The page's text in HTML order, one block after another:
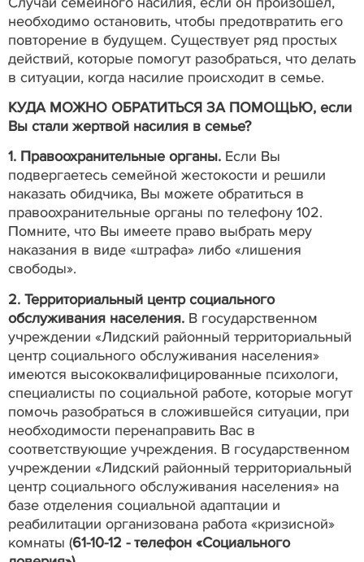
необходимо остановить, чтобы предотвратить его
повторение в будущем. Существует ряд простых
действий, которые помогут разобраться, что делать
в ситуации, когда насилие происходит в семье.
КУДА МОЖНО ОБРАТИТЬСЯ ЗА ПОМОЩЬЮ, если
Вы стали жертвой насилия в семье?
1. Правоохранительные органы. Если Вы
подвергаетесь семейной жестокости и решили
наказать обидчика, Вы можете обратиться в
правоохранительные органы по телефону 102.
Помните, что Вы имеете право выбрать меру
наказания в виде «штрафа» либо «лишения
свободы».
2. Территориальный центр социального
обслуживания населения. В государственном
учреждении «Лидский районный территориальный
центр социального обслуживания населения»
имеются высококвалифицированные психологи,
специалисты по социальной работе, которые могут
помочь разобраться в сложившейся ситуации, при
необходимости перенаправить Вас в
соответствующие учреждения. В государственном
учреждении «Лидский районный территориальный
центр социального обслуживания населения» на
базе отделения социальной адаптации и
реабилитации организована работа «кризисной»
комнаты (61-10-12 - телефон «Социального